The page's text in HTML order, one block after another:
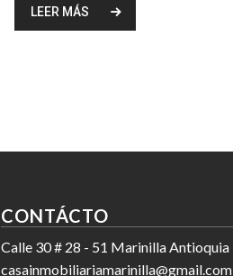
LEER MÁS
CONTÁCTO
Calle 30 # 28 - 51 Marinilla Antioquia
casainmobiliariamarinilla@gmail.com